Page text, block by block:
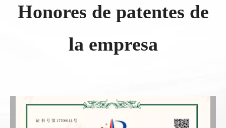
Honores de patentes de
la empresa